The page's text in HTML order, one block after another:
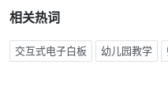
相关热词
交互式电子白板 幼儿园教学